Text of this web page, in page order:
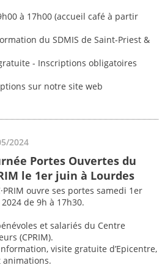
à 17h00 (accueil café à partir
du SDMIS de Saint-Priest &
- Inscriptions obligatoires
sur notre site web
2024
Portes Ouvertes du
le 1er juin à Lourdes
ouvre ses portes samedi 1er
de 9h à 17h30.
et salariés du Centre
(CPRIM).
visite gratuite d’Epicentre,
animations.